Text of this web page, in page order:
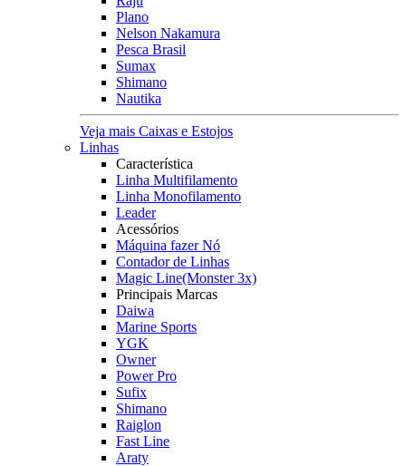
Plano
Nelson Nakamura
Pesca Brasil
Sumax
Shimano
Nautika
Veja mais Caixas e Estojos
Linhas
Característica
Linha Multifilamento
Linha Monofilamento
Leader
Acessórios
Máquina fazer Nó
Contador de Linhas
Magic Line(Monster 3x)
Principais Marcas
Daiwa
Marine Sports
YGK
Owner
Power Pro
Sufix
Shimano
Raiglon
Fast Line
Araty